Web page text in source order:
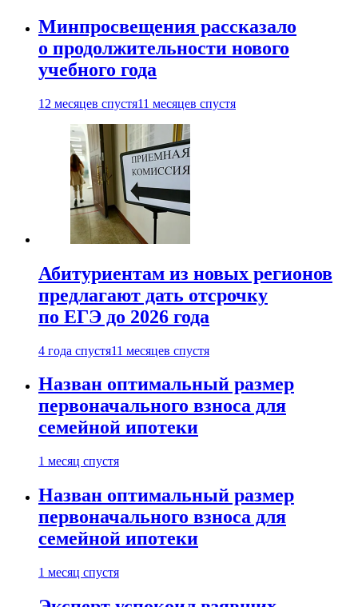
Минпросвещения рассказало
о продолжительности нового
учебного года
12 месяцев спустя11 месяцев спустя
Абитуриентам из новых регионов
предлагают дать отсрочку
по ЕГЭ до 2026 года
4 года спустя11 месяцев спустя
Назван оптимальный размер
первоначального взноса для
семейной ипотеки
1 месяц спустя
Назван оптимальный размер
первоначального взноса для
семейной ипотеки
1 месяц спустя